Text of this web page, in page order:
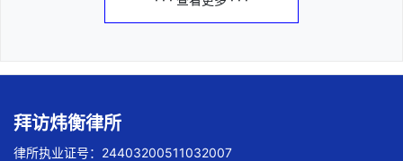
拜访炜衡律所
律所执业证号：24403200511032007